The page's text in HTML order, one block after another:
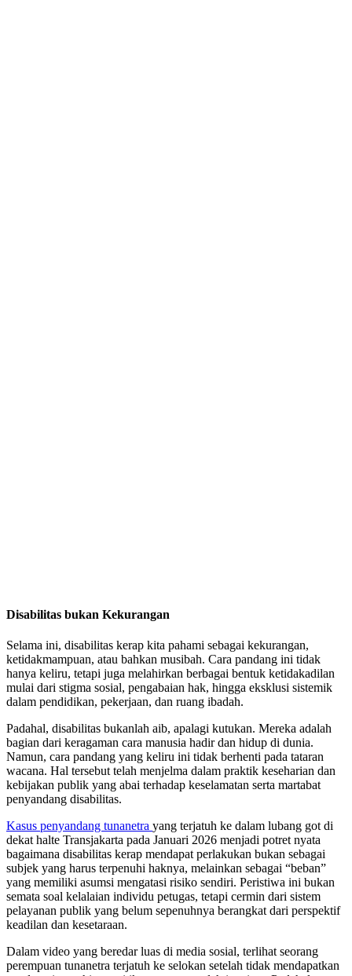
Disabilitas bukan Kekurangan
Selama ini, disabilitas kerap kita pahami sebagai kekurangan,
ketidakmampuan, atau bahkan musibah. Cara pandang ini tidak
hanya keliru, tetapi juga melahirkan berbagai bentuk ketidakadilan
mulai dari stigma sosial, pengabaian hak, hingga eksklusi sistemik
dalam pendidikan, pekerjaan, dan ruang ibadah.
Padahal, disabilitas bukanlah aib, apalagi kutukan. Mereka adalah
bagian dari keragaman cara manusia hadir dan hidup di dunia.
Namun, cara pandang yang keliru ini tidak berhenti pada tataran
wacana. Hal tersebut telah menjelma dalam praktik keseharian dan
kebijakan publik yang abai terhadap keselamatan serta martabat
penyandang disabilitas.
Kasus penyandang tunanetra yang terjatuh ke dalam lubang got di
dekat halte Transjakarta pada Januari 2026 menjadi potret nyata
bagaimana disabilitas kerap mendapat perlakukan bukan sebagai
subjek yang harus terpenuhi haknya, melainkan sebagai “beban”
yang memiliki asumsi mengatasi risiko sendiri. Peristiwa ini bukan
semata soal kelalaian individu petugas, tetapi cermin dari sistem
pelayanan publik yang belum sepenuhnya berangkat dari perspektif
keadilan dan kesetaraan.
Dalam video yang beredar luas di media sosial, terlihat seorang
perempuan tunanetra terjatuh ke selokan setelah tidak mendapatkan